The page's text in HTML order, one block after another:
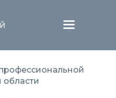
Меню
области